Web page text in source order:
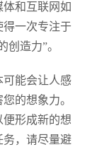
和互联网如
一次专注于
造力”。
可能会让人感
的想象力。
形成新的想
务，请尽量避